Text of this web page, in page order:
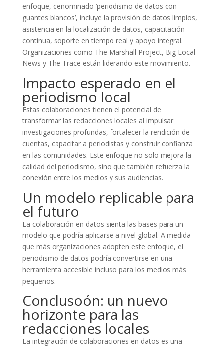
enfoque, denominado ‘periodismo de datos con
guantes blancos’, incluye la provisión de datos limpios,
asistencia en la localización de datos, capacitación
continua, soporte en tiempo real y apoyo integral.
Organizaciones como The Marshall Project, Big Local
News y The Trace están liderando este movimiento.
Impacto esperado en el
periodismo local
Estas colaboraciones tienen el potencial de
transformar las redacciones locales al impulsar
investigaciones profundas, fortalecer la rendición de
cuentas, capacitar a periodistas y construir confianza
en las comunidades. Este enfoque no solo mejora la
calidad del periodismo, sino que también refuerza la
conexión entre los medios y sus audiencias.
Un modelo replicable para
el futuro
La colaboración en datos sienta las bases para un
modelo que podría aplicarse a nivel global. A medida
que más organizaciones adopten este enfoque, el
periodismo de datos podría convertirse en una
herramienta accesible incluso para los medios más
pequeños.
Conclusoón: un nuevo
horizonte para las
redacciones locales
La integración de colaboraciones en datos es una